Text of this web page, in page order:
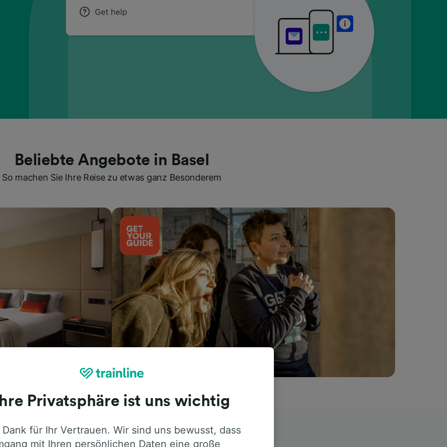
Beliebte Angebote in Basel
So machen Sie Ihre Reise zu etwas ganz Besonderem
ehrliche Meinung von Trainline-Nutzern
Ihre Privatsphäre ist uns wichtig
für Ihr Vertrauen. Wir sind uns bewusst, dass
mit Ihren persönlichen Daten eine große